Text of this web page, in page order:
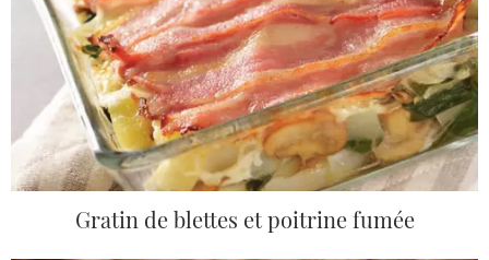
Gratin de blettes et poitrine fumée